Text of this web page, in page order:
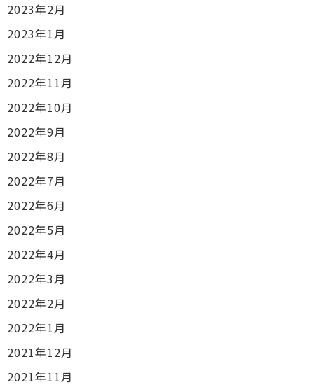
2023年2月
2023年1月
2022年12月
2022年11月
2022年10月
2022年9月
2022年8月
2022年7月
2022年6月
2022年5月
2022年4月
2022年3月
2022年2月
2022年1月
2021年12月
2021年11月